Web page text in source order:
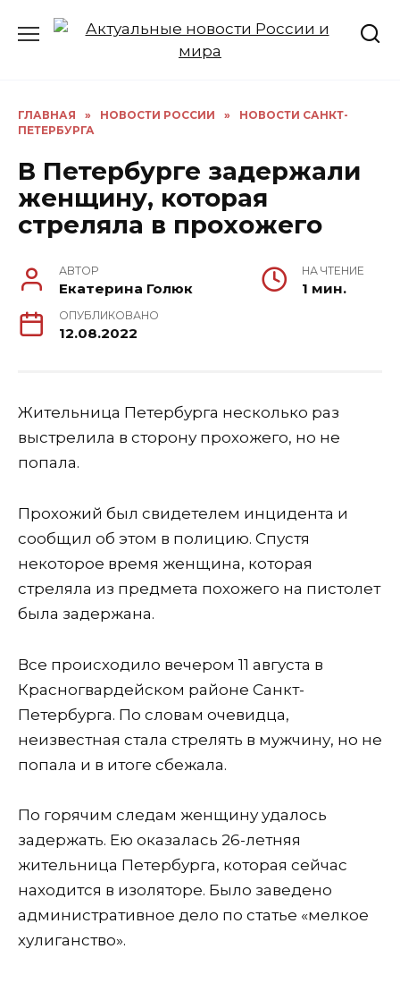
ГЛАВНАЯ » НОВОСТИ РОССИИ »
НОВОСТИ САНКТ-
ПЕТЕРБУРГА
В Петербурге задержали
женщину, которая
стреляла в прохожего
АВТОР
Екатерина Голюк
НА ЧТЕНИЕ
1 мин.
ОПУБЛИКОВАНО
12.08.2022
Жительница Петербурга несколько раз
выстрелила в сторону прохожего, но не
попала.
Прохожий был свидетелем инцидента и
сообщил об этом в полицию. Спустя
некоторое время женщина, которая
стреляла из предмета похожего на пистолет
была задержана.
Все происходило вечером 11 августа в
Красногвардейском районе Санкт-
Петербурга. По словам очевидца,
неизвестная стала стрелять в мужчину, но не
попала и в итоге сбежала.
По горячим следам женщину удалось
задержать. Ею оказалась 26-летняя
жительница Петербурга, которая сейчас
находится в изоляторе. Было заведено
административное дело по статье «мелкое
хулиганство».